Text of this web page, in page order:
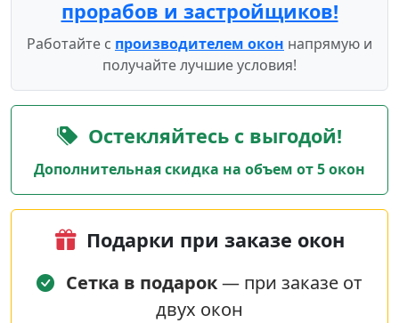
прорабов и застройщиков!
Работайте с производителем окон напрямую и
получайте лучшие условия!
Остекляйтесь с выгодой!
Дополнительная скидка на объем от 5 окон
Подарки при заказе окон
Сетка в подарок— при заказе от
двух окон